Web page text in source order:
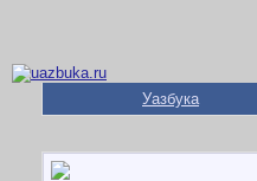
Уазбука